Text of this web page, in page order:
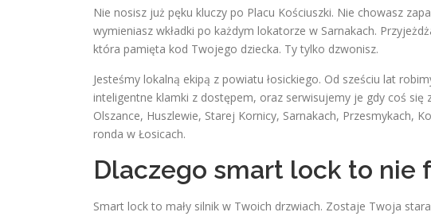
Nie nosisz już pęku kluczy po Placu Kościuszki. Nie chowasz
wymieniasz wkładki po każdym lokatorze w Sarnakach.
która pamięta kod Twojego dziecka. Ty tylko dzwonisz.
Jesteśmy lokalną ekipą z powiatu łosickiego. Od sześciu lat
inteligentne klamki z dostępem, oraz serwisujemy je gdy coś się
Olszance, Huszlewie, Starej Kornicy, Sarnakach, Przesmykach,
ronda w Łosicach.
Dlaczego smart lock to nie
Smart lock to mały silnik w Twoich drzwiach. Zostaje Twoja